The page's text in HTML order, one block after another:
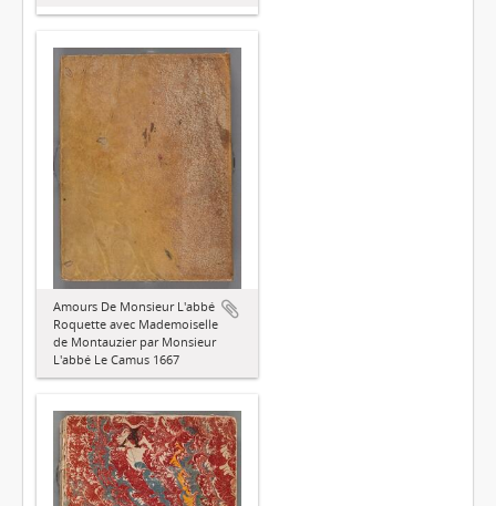
Amours De Monsieur L'abbé
Roquette avec Mademoiselle
de Montauzier par Monsieur
L'abbé Le Camus 1667